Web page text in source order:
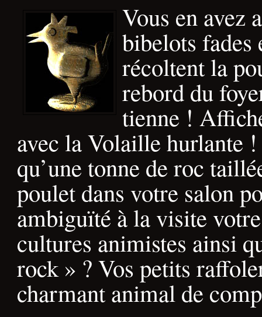
Vous en avez
bibelots fades
récoltent la
rebord du
tienne !
avec la Volaille hurlante
qu’une tonne de roc
poulet dans votre salon
ambiguïté à la visite
cultures animistes ainsi
rock » ? Vos petits
charmant animal de